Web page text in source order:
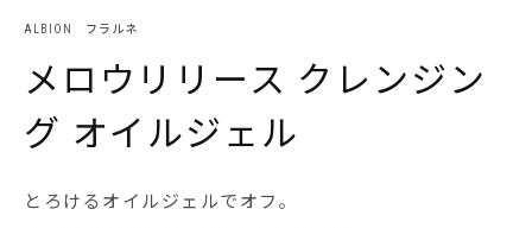
ALBION フラルネ
メロウリリース クレンジン
グ オイルジェル
とろけるオイルジェルでオフ。